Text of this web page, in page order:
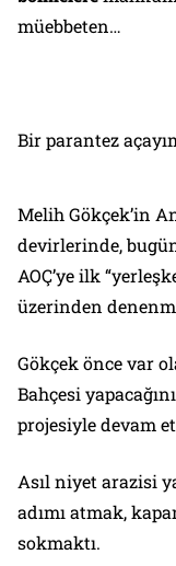
müebbeten…
Bir parantez
Melih Gökçek’in
devirlerinde,
AOÇ’yeilk
üzerinden
Gökçek önce var
Bahçesi
projesiyle devam
Asıl niyet arazisi
adımı atmak,
sokmaktı.